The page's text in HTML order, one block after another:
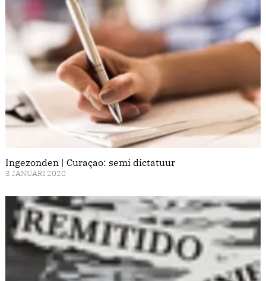
Ingezonden | Curaçao: semi dictatuur
3 JANUARI 2020